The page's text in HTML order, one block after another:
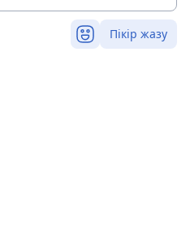
Пікір жазу